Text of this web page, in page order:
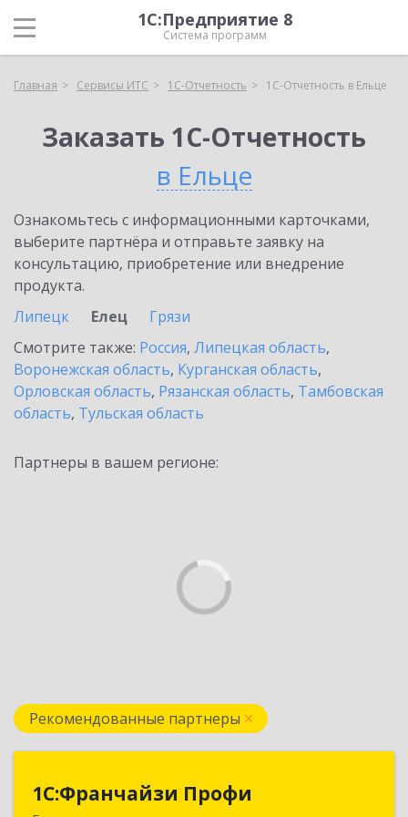
1С:Предприятие 8
Система программ
Главная Сервисы ИТС 1С-Отчетность 1С-Отчетность в Ельце
Заказать 1С-Отчетность
в Ельце
Ознакомьтесь с информационными карточками,
выберите партнёра и отправьте заявку на
консультацию, приобретение или внедрение
продукта.
Липецк
Елец
Грязи
Смотрите также: Россия, Липецкая область,
Воронежская область, Курганская область,
Орловская область, Рязанская область, Тамбовская
область, Тульская область
Партнеры в вашем регионе:
Рекомендованные партнеры
1С:Франчайзи Профи
1С:Франчайзи Профи